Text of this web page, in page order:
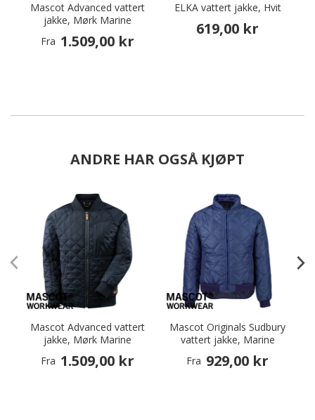
Mascot Advanced vattert
jakke, Mørk Marine
Fra 1.509,00 kr
ELKA vattert jakke, Hvit
619,00 kr
ANDRE HAR OGSÅ KJØPT
Mascot Advanced vattert
jakke, Mørk Marine
Fra 1.509,00 kr
Mascot Originals Sudbury
vattert jakke, Marine
Fra 929,00 kr